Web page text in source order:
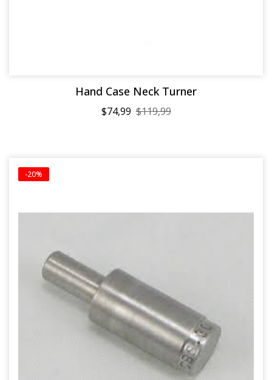
Hand Case Neck Turner
$74,99 $119,99
-20%